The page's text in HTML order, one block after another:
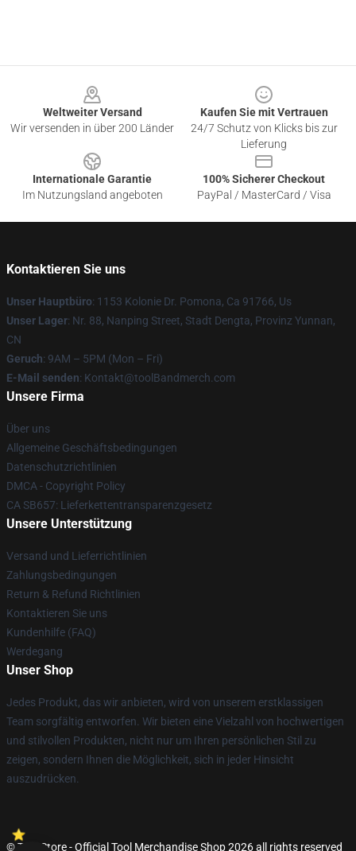
Weltweiter Versand
Wir versenden in über 200 Länder
Kaufen Sie mit Vertrauen
24/7 Schutz von Klicks bis zur
Lieferung
Internationale Garantie
Im Nutzungsland angeboten
100% Sicherer Checkout
PayPal / MasterCard / Visa
Kontaktieren Sie uns
Unser Hauptbüro: 1153 Kolonie Dr. Pomona, Ca 91766, Us
Unser Lager: Nr. 88, Nanping Street, Stadt Dengta, Provinz Yunnan,
CN
Geruch: 9AM – 5PM (Mon – Fri)
E-Mail senden: Kontakt@toolBandmerch.com
Unsere Firma
Über uns
Allgemeine Geschäftsbedingungen
Datenschutzrichtlinien
DMCA - Copyright Policy
CA SB657: Lieferkettentransparenzgesetz
Unsere Unterstützung
Versand und Lieferrichtlinien
Zahlungsbedingungen
Return & Refund Richtlinien
Kontaktieren Sie uns
Kundenhilfe (FAQ)
Werdegang
Unser Shop
Jedes Produkt, das wir anbieten, wird von unserem erstklassigen
Team sorgfältig entworfen. Wir bieten eine Vielzahl von hochwertigen
und stilvollen Produkten, nicht nur um Ihren persönlichen Stil zu
zeigen, sondern Ihnen die Möglichkeit, sich in jeder Hinsicht
auszudrücken.
© Tool Store - Official Tool Merchandise Shop 2026 all rights reserved